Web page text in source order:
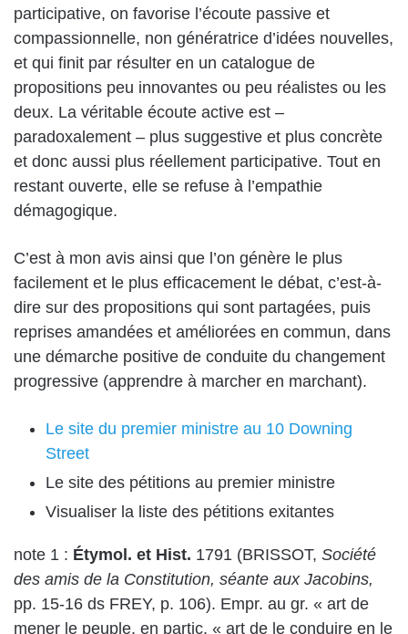
participative, on favorise l’écoute passive et
compassionnelle, non génératrice d’idées nouvelles,
et qui finit par résulter en un catalogue de
propositions peu innovantes ou peu réalistes ou les
deux. La véritable écoute active est –
paradoxalement – plus suggestive et plus concrète
et donc aussi plus réellement participative. Tout en
restant ouverte, elle se refuse à l’empathie
démagogique.
C’est à mon avis ainsi que l’on génère le plus
facilement et le plus efficacement le débat, c’est-à-
dire sur des propositions qui sont partagées, puis
reprises amandées et améliorées en commun, dans
une démarche positive de conduite du changement
progressive (apprendre à marcher en marchant).
Le site du premier ministre au 10 Downing
Street
Le site des pétitions au premier ministre
Visualiser la liste des pétitions exitantes
note 1 : Étymol. et Hist. 1791 (BRISSOT, Société
des amis de la Constitution, séante aux Jacobins,
pp. 15-16 ds FREY, p. 106). Empr. au gr. « art de
mener le peuple, en partic. « art de le conduire en le